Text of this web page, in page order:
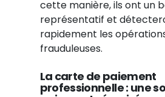
cette manière, ils ont un
représentatif et
rapidement les
frauduleuses.
La carte de paiement
professionnelle : une